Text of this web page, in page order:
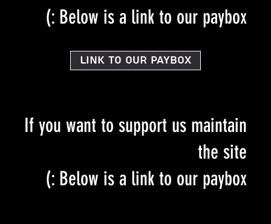
If you want to support us maintain
the site
Below is a link to our paybox :)
Below is a link to our paybox :)
Link to our PayBox